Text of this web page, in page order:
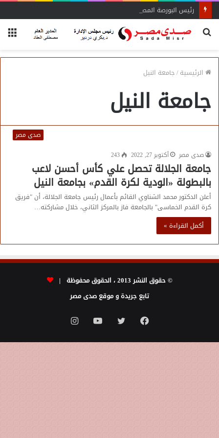
رئيس البورصة المصرية يلتقي رئيس جهاز التمثيل التجاري
بحث
الرئيسية/جامعة النيل
جامعة النيل
صدى مصر
صدى مصر
أكتوبر 27, 2022 243
جامعة الجلالة تحصل علي كأس أحسن لاعب
بالبطولة «الودية لكرة القدم» بجامعة النيل
أعلن الدكتور محمد الشناوي القائم بأعمال رئيس جامعة الجلالة، أن "فريق
كرة القدم الخماسى" بالجامعة فاز بالمركز الثاني، خلال مشاركته…
أكمل القراءة »
© حقوق النشر 2013 ، الحقوق محفوظة |
تابع جريدة و موقع صدى مصر
فيسبوك تويتر يوتيوبانستقرام